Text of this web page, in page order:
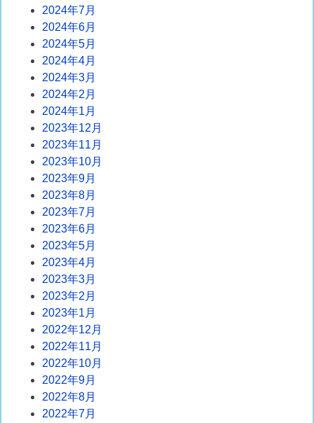
2024年7月
2024年6月
2024年5月
2024年4月
2024年3月
2024年2月
2024年1月
2023年12月
2023年11月
2023年10月
2023年9月
2023年8月
2023年7月
2023年6月
2023年5月
2023年4月
2023年3月
2023年2月
2023年1月
2022年12月
2022年11月
2022年10月
2022年9月
2022年8月
2022年7月